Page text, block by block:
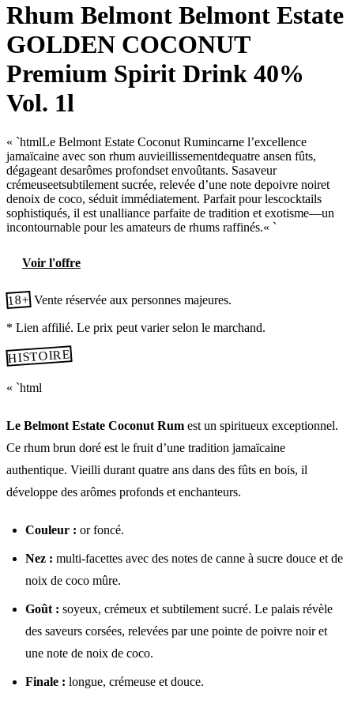
Rhum Belmont Belmont Estate
GOLDEN COCONUT
Premium Spirit Drink 40%
Vol. 1l
« `htmlLe Belmont Estate Coconut Rumincarne l’excellence
jamaïcaine avec son rhum auvieillissementdequatre ansen fûts,
dégageant desarômes profondset envoûtants. Sasaveur
crémeuseetsubtilement sucrée, relevée d’une note depoivre noiret
denoix de coco, séduit immédiatement. Parfait pour lescocktails
sophistiqués, il est unalliance parfaite de tradition et exotisme—un
incontournable pour les amateurs de rhums raffinés.« `
Voir l'offre
18+ Vente réservée aux personnes majeures.
* Lien affilié. Le prix peut varier selon le marchand.
HISTOIRE
« `html
Le Belmont Estate Coconut Rum est un spiritueux exceptionnel.
Ce rhum brun doré est le fruit d’une tradition jamaïcaine
authentique. Vieilli durant quatre ans dans des fûts en bois, il
développe des arômes profonds et enchanteurs.
Couleur : or foncé.
Nez : multi-facettes avec des notes de canne à sucre douce et de
noix de coco mûre.
Goût : soyeux, crémeux et subtilement sucré. Le palais révèle
des saveurs corsées, relevées par une pointe de poivre noir et
une note de noix de coco.
Finale : longue, crémeuse et douce.